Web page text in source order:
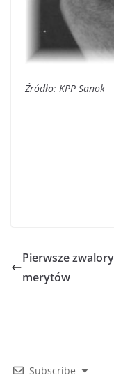
Źródło: KPP Sanok
Pierwsze
merytów
Subscribe